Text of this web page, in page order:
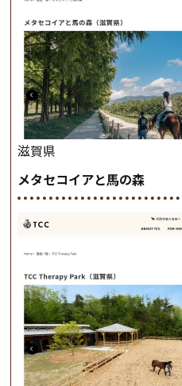
滋賀県
メタセコイアと馬の森